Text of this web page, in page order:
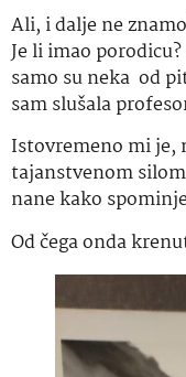
Ali, i dalje ne
Je li imao
samo su neka od
sam slušala
Istovremeno mi je,
tajanstvenom
nane kako
Od čega onda